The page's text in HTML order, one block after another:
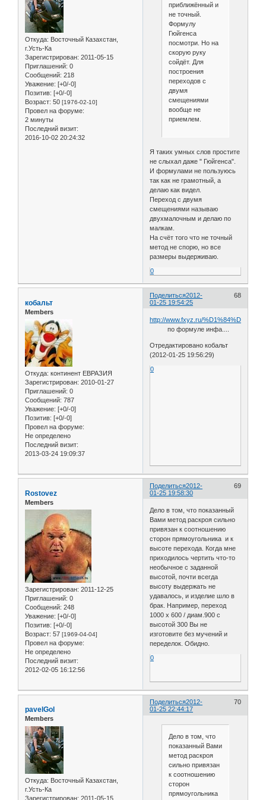
Откуда: Восточный Казахстан,
г.Усть-Ка
Зарегистрирован: 2011-05-15
Приглашений: 0
Сообщений: 218
Уважение: [+0/-0]
Позитив: [+0/-0]
Возраст: 50 [1976-02-10]
Провел на форуме:
2 минуты
Последний визит:
2016-10-02 20:24:32
приближённый и
не точный.
Формулу
Гюйгенса
посмотри. Но на
скорую руку
сойдёт. Для
построения
переходов с
двумя
смещениями
вообще не
приемлем.
Я таких умных слов простите
не слыхал даже " Гюйгенса".
И формулами не пользуюсь
так как не грамотный, а
делаю как видел.
Переход с двумя
смещениями называю
двухмалочным и делаю по
малкам.
На счёт того что не точный
метод не спорю, но все
размеры выдерживаю.
0
Поделиться 68
2012-
01-25 19:54:25
кобальт
Members
Откуда: континент ЕВРАЗИЯ
Зарегистрирован: 2010-01-27
Приглашений: 0
Сообщений: 787
Уважение: [+0/-0]
Позитив: [+0/-0]
Провел на форуме:
Не определено
Последний визит:
2013-03-24 19:09:37
http://www.fxyz.ru/
по формуле инфа....
Отредактировано кобальт
(2012-01-25 19:56:29)
0
Поделиться 69
2012-
01-25 19:58:30
Rostovez
Members
Зарегистрирован: 2011-12-25
Приглашений: 0
Сообщений: 248
Уважение: [+0/-0]
Позитив: [+0/-0]
Возраст: 57 [1969-04-04]
Провел на форуме:
Не определено
Последний визит:
2012-02-05 16:12:56
Дело в том, что показанный
Вами метод раскроя сильно
привязан к соотношению
сторон прямоугольника и к
высоте перехода. Когда мне
приходилось чертить что-то
необычное с заданной
высотой, почти всегда
высоту выдержать не
удавалось, и изделие шло в
брак. Например, переход
1000 х 600 / диам.900 с
высотой 300 Вы не
изготовите без мучений и
переделок. Обидно.
0
Поделиться 70
2012-
01-25 22:44:17
pavelGol
Members
Откуда: Восточный Казахстан,
г.Усть-Ка
Зарегистрирован: 2011-05-15
Дело в том, что
показанный Вами
метод раскроя
сильно привязан
к соотношению
сторон
прямоугольника